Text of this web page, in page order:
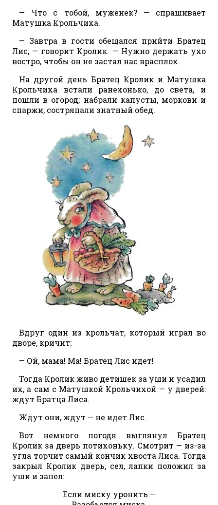
— Что с тобой, муженек? — спрашивает
Матушка Крольчиха.
— Завтра в гости обещался прийти Братец
Лис, — говорит Кролик. — Нужно держать ухо
востро, чтобы он не застал нас врасплох.
На другой день Братец Кролик и Матушка
Крольчиха встали ранехонько, до света, и
пошли в огород; набрали капусты, моркови и
спаржи, состряпали знатный обед.
Вдруг один из крольчат, который играл во
дворе, кричит:
— Ой, мама! Ма! Братец Лис идет!
Тогда Кролик живо детишек за уши и усадил
их, а сам с Матушкой Крольчихой — у дверей:
ждут Братца Лиса.
Ждут они, ждут — не идет Лис.
Вот немного погодя выглянул Братец
Кролик за дверь потихоньку. Смотрит — из-за
угла торчит самый кончик хвоста Лиса. Тогда
закрыл Кролик дверь, сел, лапки положил за
уши и запел:
Если миску уронить —